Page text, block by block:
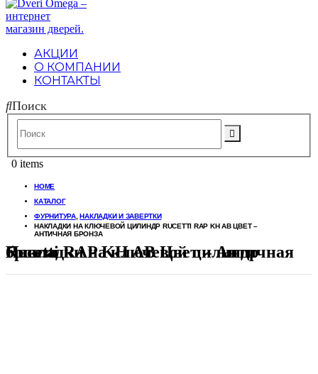
АКЦИИ
О КОМПАНИИ
КОНТАКТЫ
Поиск
0 items
HOME
КАТАЛОГ
ФУРНИТУРА,НАКЛАДКИ И ЗАВЕРТКИ
НАКЛАДКИ НА КЛЮЧЕВОЙ ЦИЛИНДР RUCETTI RAP KH AB ЦВЕТ –
АНТИЧНАЯ БРОНЗА
Накладки на ключевой цилиндр Rucetti RAP KH AB Цвет – Античная бронза